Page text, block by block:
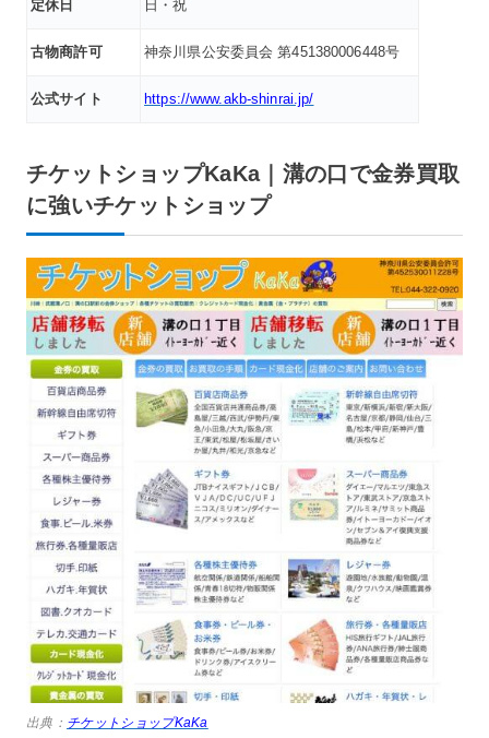
定休日 日・祝
古物商許可 神奈川県公安委員会 第451380006448号
公式サイト https://www.akb-shinrai.jp/
チケットショップKaKa｜溝の口で金券買取
に強いチケットショップ
出典： チケットショップKaKa